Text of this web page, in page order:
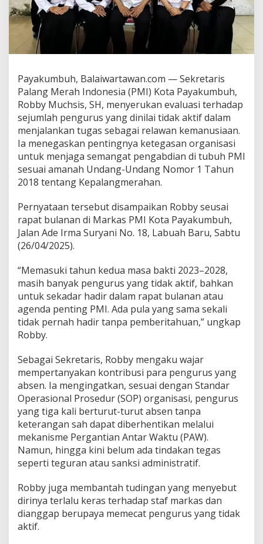
b
k
a
n
v
a
l
u
a
s
i
a
n
P
A
e
n
g
u
r
u
i
d
a
k
A
k
i
f
Payakumbuh, Balaiwartawan.com — Sekretaris
Palang Merah Indonesia (PMI) Kota Payakumbuh,
Robby Muchsis, SH, menyerukan evaluasi terhadap
sejumlah pengurus yang dinilai tidak aktif dalam
menjalankan tugas sebagai relawan kemanusiaan.
Ia menegaskan pentingnya ketegasan organisasi
untuk menjaga semangat pengabdian di tubuh PMI
sesuai amanah Undang-Undang Nomor 1 Tahun
2018 tentang Kepalangmerahan.
Pernyataan tersebut disampaikan Robby seusai
rapat bulanan di Markas PMI Kota Payakumbuh,
Jalan Ade Irma Suryani No. 18, Labuah Baru, Sabtu
(26/04/2025).
“Memasuki tahun kedua masa bakti 2023–2028,
masih banyak pengurus yang tidak aktif, bahkan
untuk sekadar hadir dalam rapat bulanan atau
agenda penting PMI. Ada pula yang sama sekali
tidak pernah hadir tanpa pemberitahuan,” ungkap
Robby.
Sebagai Sekretaris, Robby mengaku wajar
mempertanyakan kontribusi para pengurus yang
absen. Ia mengingatkan, sesuai dengan Standar
Operasional Prosedur (SOP) organisasi, pengurus
yang tiga kali berturut-turut absen tanpa
keterangan sah dapat diberhentikan melalui
mekanisme Pergantian Antar Waktu (PAW).
Namun, hingga kini belum ada tindakan tegas
seperti teguran atau sanksi administratif.
Robby juga membantah tudingan yang menyebut
dirinya terlalu keras terhadap staf markas dan
dianggap berupaya memecat pengurus yang tidak
aktif.